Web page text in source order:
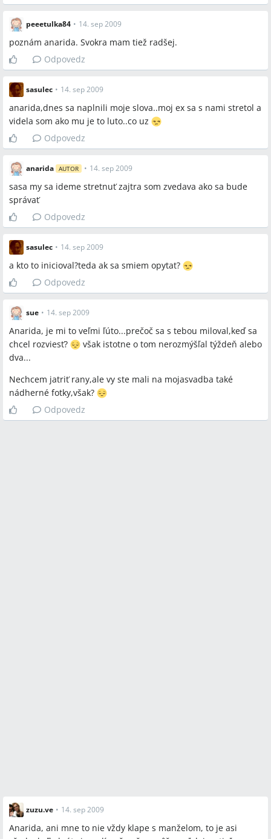
peeetulka84 • 14. sep 2009
poznám anarida. Svokra mam tiež radšej.
Odpovedz
sasulec • 14. sep 2009
anarida,dnes sa naplnili moje slova..moj ex sa s nami stretol a
videla som ako mu je to luto..co uz
Odpovedz
anarida AUTOR • 14. sep 2009
sasa my sa ideme stretnuť zajtra som zvedava ako sa bude
správať
Odpovedz
sasulec • 14. sep 2009
a kto to inicioval?teda ak sa smiem opytat?
Odpovedz
sue • 14. sep 2009
Anarida, je mi to veľmi ľúto...prečoč sa s tebou miloval,keď sa
chcel rozviesť?
však istotne o tom nerozmýšľal týždeň alebo
dva...
Nechcem jatriť rany,ale vy ste mali na mojasvadba také
nádherné fotky,však?
Odpovedz
zuzu.ve • 14. sep 2009
Anarida, ani mne to nie vždy klape s manželom, to je asi